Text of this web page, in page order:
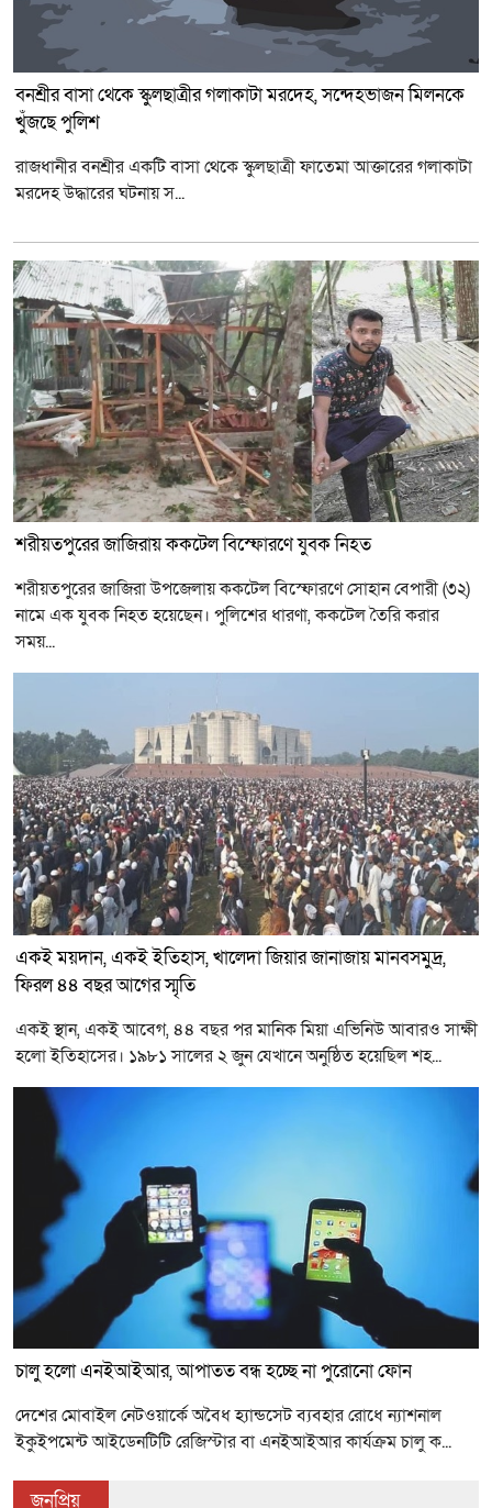
বনশ্রীর বাসা থেকে স্কুলছাত্রীর গলাকাটা মরদেহ, সন্দেহভাজন মিলনকে
খুঁজছে পুলিশ
রাজধানীর বনশ্রীর একটি বাসা থেকে স্কুলছাত্রী ফাতেমা আক্তারের গলাকাটা
মরদেহ উদ্ধারের ঘটনায় স...
শরীয়তপুরের জাজিরায় ককটেল বিস্ফোরণে যুবক নিহত
শরীয়তপুরের জাজিরা উপজেলায় ককটেল বিস্ফোরণে সোহান বেপারী (৩২)
নামে এক যুবক নিহত হয়েছেন। পুলিশের ধারণা, ককটেল তৈরি করার
সময়...
একই ময়দান, একই ইতিহাস, খালেদা জিয়ার জানাজায় মানবসমুদ্র,
ফিরল ৪৪ বছর আগের স্মৃতি
একই স্থান, একই আবেগ, ৪৪ বছর পর মানিক মিয়া এভিনিউ আবারও সাক্ষী
হলো ইতিহাসের। ১৯৮১ সালের ২ জুন যেখানে অনুষ্ঠিত হয়েছিল শহ...
চালু হলো এনইআইআর, আপাতত বন্ধ হচ্ছে না পুরোনো ফোন
দেশের মোবাইল নেটওয়ার্কে অবৈধ হ্যান্ডসেট ব্যবহার রোধে ন্যাশনাল
ইকুইপমেন্ট আইডেনটিটি রেজিস্টার বা এনইআইআর কার্যক্রম চালু ক...
জনপ্রিয়